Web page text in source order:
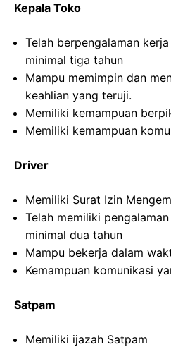
Kepala Toko
Telah berpengalaman
minimal tiga tahun
Mampu memimpin dan
keahlian yang teruji.
Memiliki kemampuan
Memiliki kemampuan
Driver
Memiliki Surat Izin
Telah memiliki
minimal dua tahun
Mampu bekerja dalam
Kemampuan komunikasi
Satpam
Memiliki ijazah Satpam